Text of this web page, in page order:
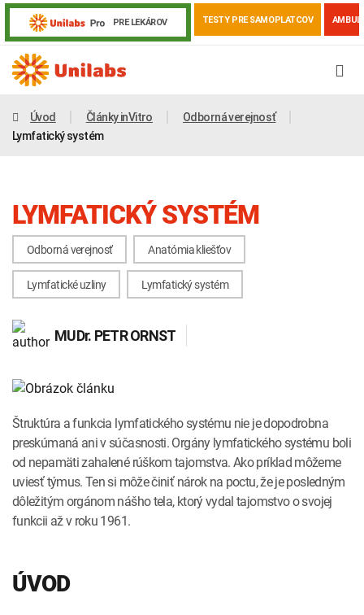
PRE LEKÁROV TESTY PRE SAMOPLATCOV
Výsledky vyšetrení Kortizol
Úvod Články inVitro
Odborná verejnosť
Lymfatický systém
LYMFATICKÝ SYSTÉM
Odborná verejnosť Anatómia kliešťov
Lymfatické uzliny Lymfatický systém
MUDr. PETR ORNST
Štruktúra a funkcia lymfatického systému nie je dopodrobna
preskúmaná ani v súčasnosti. Orgány lymfatického systému boli
od nepamäti zahalené rúškom tajomstva. Ako príklad môžeme
uviesť týmus. Ten si môže činiť nárok na poctu, že je posledným
dôležitým orgánom nášho tela, ktorý vydal tajomstvo o svojej
funkcii až v roku 1961.
ÚVOD